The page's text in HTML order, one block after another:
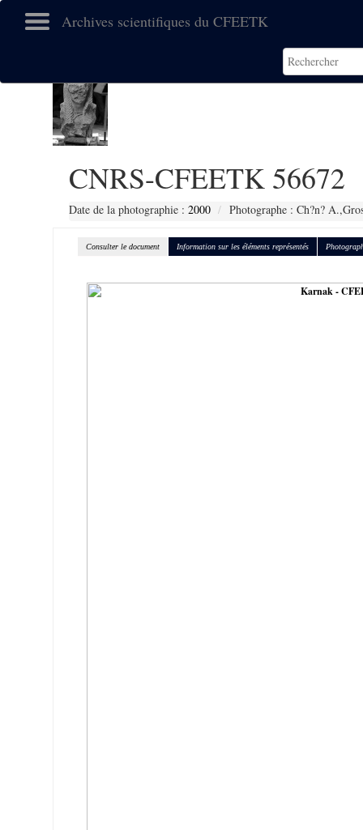
Archives scientifiques du CFEETK
CNRS-CFEETK 56672
Date de la photographie : 2000 Photographe : Ch?n?
Consulter le document Information sur les éléments représentés